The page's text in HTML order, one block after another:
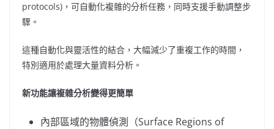
protocols)，可自動化複雜的分析任務，同時支援手動調整步
驟。
這種自動化與靈活性的結合，大幅減少了重複工作的時間，
特別適用於處理大量資料分析。
新功能讓複雜分析變得更簡單
內部區域的物體偵測（Surface Regions of